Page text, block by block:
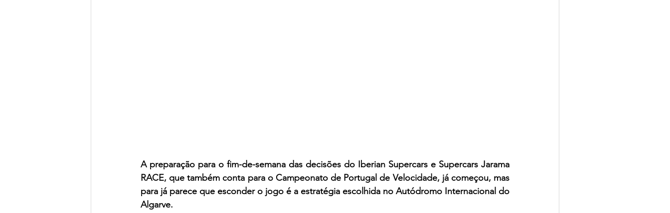
A preparação para o fim-de-semana das decisões do Iberian Supercars e Supercars Jarama
RACE, que também conta para o Campeonato de Portugal de Velocidade, já começou, mas
para já parece que esconder o jogo é a estratégia escolhida no Autódromo Internacional do
Algarve.